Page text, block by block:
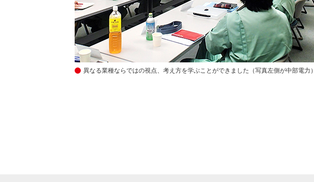
異なる業種ならではの視点、考え方を学ぶことができました（写真左側が中部電力）